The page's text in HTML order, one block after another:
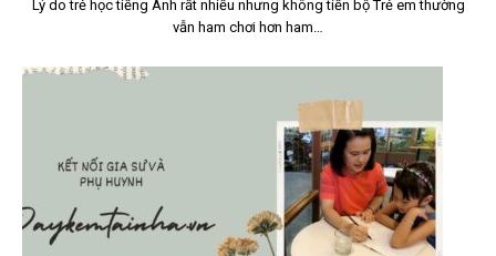
Lý do trẻ học tiếng Anh rất nhiều nhưng không tiến bộ Trẻ em thường
vẫn ham chơi hơn ham…